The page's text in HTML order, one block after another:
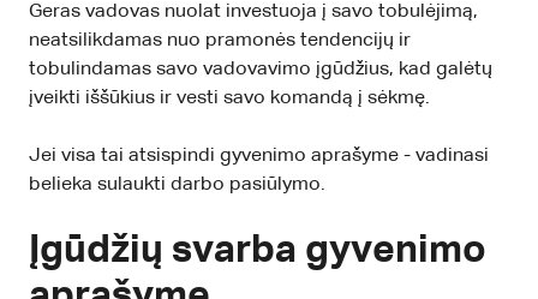
Geras vadovas nuolat investuoja į savo tobulėjimą,
neatsilikdamas nuo pramonės tendencijų ir
tobulindamas savo vadovavimo įgūdžius, kad galėtų
įveikti iššūkius ir vesti savo komandą į sėkmę.
Jei visa tai atsispindi gyvenimo aprašyme - vadinasi
belieka sulaukti darbo pasiūlymo.
Įgūdžių svarba gyvenimo